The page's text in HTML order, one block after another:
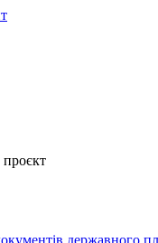
проєкт
державного